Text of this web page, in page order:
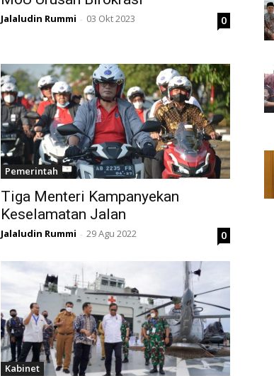
Jalaludin Rummi - 03 Okt 2023 0
Pemerintah
Tiga Menteri Kampanyekan
Keselamatan Jalan
Jalaludin Rummi - 29 Agu 2022 0
Kabinet